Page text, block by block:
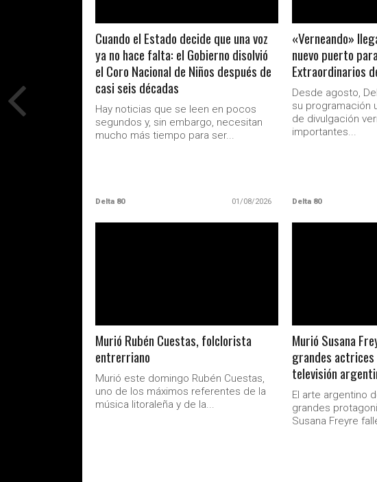
Cuando el Estado decide que una voz
ya no hace falta: el Gobierno disolvió
el Coro Nacional de Niños después de
casi seis décadas
Hay noticias que se leen en pocos
segundos y, sin embargo, necesitan
mucho más tiempo para ser...
Delta 80 01/08/2026
«Verneando»
nuevo puerto
Extraordinarios
Desde agosto,
su programación
de divulgación
importantes...
Delta 80
Murió Rubén Cuestas, folclorista
entrerriano
Murió este domingo Rubén Cuestas,
uno de los máximos referentes de la
música litoraleña y de la...
Murió Susana
grandes actrices
televisión
El arte argentino
grandes
Susana Freyre